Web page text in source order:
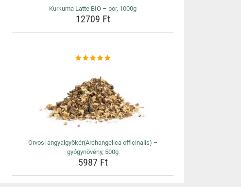
Kurkuma Latte BIO – por, 1000g
12709 Ft
Orvosi angyalgyökér(Archangelica officinalis) –
gyógynövény, 500g
5987 Ft